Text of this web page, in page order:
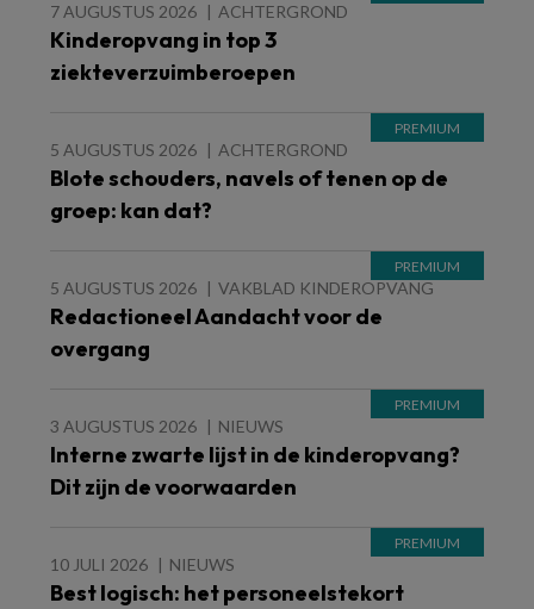
7 AUGUSTUS 2026 ACHTERGROND
Kinderopvang in top 3
ziekteverzuimberoepen
5 AUGUSTUS 2026 ACHTERGROND
Blote schouders, navels of tenen op de
groep: kan dat?
5 AUGUSTUS 2026 VAKBLAD KINDEROPVANG
Redactioneel Aandacht voor de
overgang
3 AUGUSTUS 2026 NIEUWS
Interne zwarte lijst in de kinderopvang?
Dit zijn de voorwaarden
10 JULI 2026 NIEUWS
Best logisch: het personeelstekort